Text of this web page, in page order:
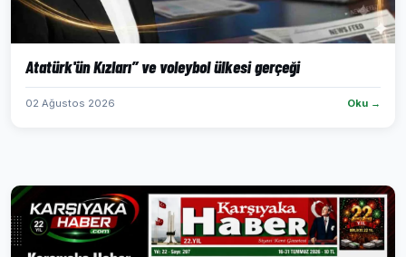
Atatürk'ün Kızları” ve voleybol ülkesi gerçeği
02 Ağustos 2026 Oku →